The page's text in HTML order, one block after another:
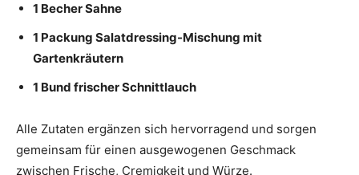
1 Becher Sahne
1 Packung Salatdressing-Mischung mit
Gartenkräutern
1 Bund frischer Schnittlauch
Alle Zutaten ergänzen sich hervorragend und sorgen
gemeinsam für einen ausgewogenen Geschmack
zwischen Frische, Cremigkeit und Würze.